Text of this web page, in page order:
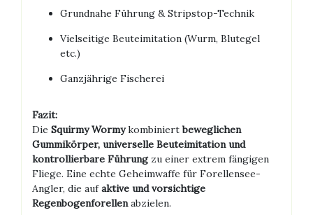
Grundnahe Führung & Stripstop-Technik
Vielseitige Beuteimitation (Wurm, Blutegel
etc.)
Ganzjährige Fischerei
Fazit:
Die Squirmy Wormykombiniertbeweglichen
Gummikörper, universelle Beuteimitation und
kontrollierbare Führungzu einer extrem fängigen
Fliege. Eine echte Geheimwaffe für Forellensee-
Angler, die aufaktive und vorsichtige
Regenbogenforellenabzielen.